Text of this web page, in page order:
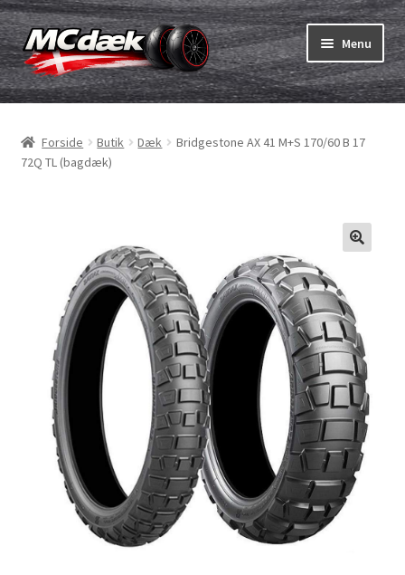
Spring
til
navigation
Spring
til
indhold
Menu
Dæk
Udfold
Slanger & fælgband
Udfold
Udfold
MC dæk test
Mærker
Udfold
Kontakt os
Forside Butik Dæk
Bridgestone AX 41 M+S 170/60 B 17
72Q TL (bagdæk)